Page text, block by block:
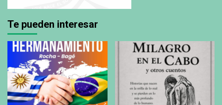
Te pueden interesar